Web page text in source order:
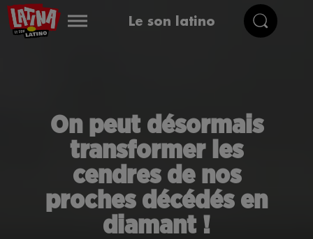
Le son latino
On peut désormais
transformer les
cendres de nos
proches décédés en
diamant !